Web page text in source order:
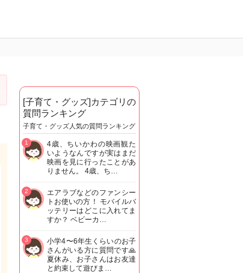
[子育て・グッズ]カテゴリの
質問ランキング
子育て・グッズ人気の質問ランキング
4歳、ちいかわの映画観た
いようなんですが実はまだ
映画を見に行ったことがあ
りません。 4歳、ち…
1
エアラブなどのファンシー
トお使いの方！ モバイルバ
ッテリーはどこに入れてま
すか？ ベビーカ…
2
小学4〜6年生くらいのお子
さんがいる方に質問です🙏
夏休み、お子さんはお友達
と約束して遊びま…
3